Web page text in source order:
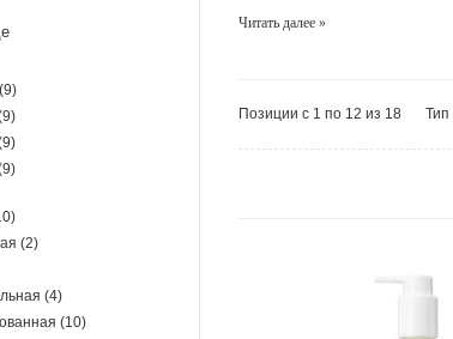
Читать далее »
Позиции с 1 по 12 из 18 Тип
(1)
(1)
(4)
(2)
(9)
(2)
(4)
(10)